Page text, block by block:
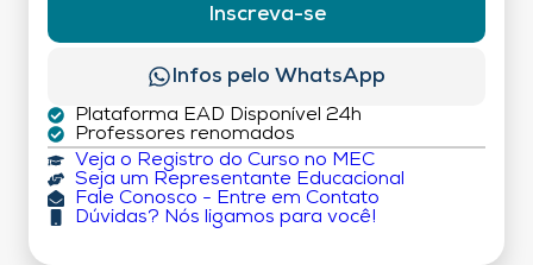
Inscreva-se
Infos pelo WhatsApp
Plataforma EAD Disponível 24h
Professores renomados
Veja o Registro do Curso no MEC
Seja um Representante Educacional
Fale Conosco - Entre em Contato
Dúvidas? Nós ligamos para você!